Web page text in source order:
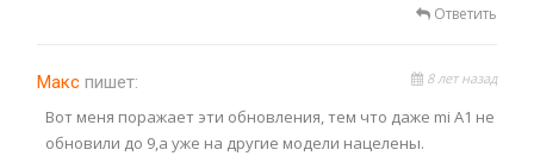
Ответить
Макс пишет: 8 лет назад
Вот меня поражает эти обновления, тем что даже mi A1 не
обновили до 9,а уже на другие модели нацелены.